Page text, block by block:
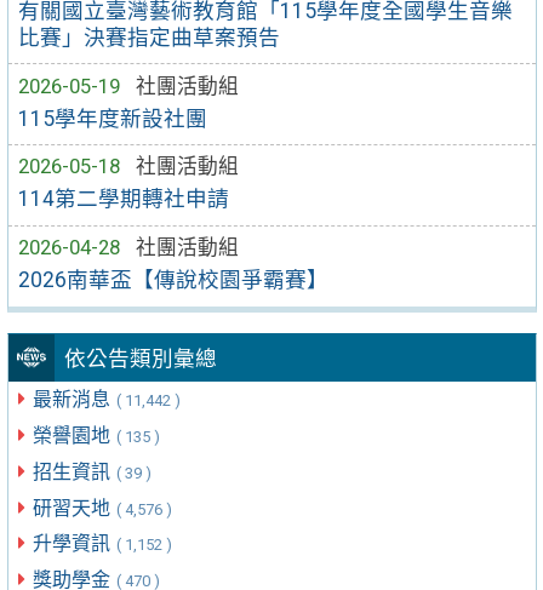
有關國立臺灣藝術教育館「115學年度全國學生音樂
比賽」決賽指定曲草案預告
2026-05-19
社團活動組
115學年度新設社團
2026-05-18
社團活動組
114第二學期轉社申請
2026-04-28
社團活動組
2026南華盃【傳說校園爭霸賽】
依公告類別彙總
最新消息 ( 11,442 )
榮譽園地 ( 135 )
招生資訊 ( 39 )
研習天地 ( 4,576 )
升學資訊 ( 1,152 )
獎助學金 ( 470 )